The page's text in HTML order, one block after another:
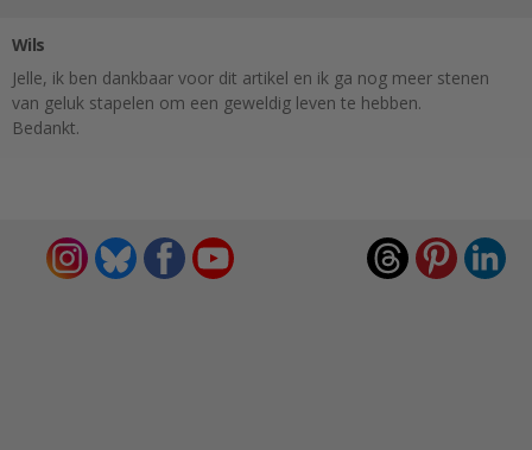
Wils
Jelle, ik ben dankbaar voor dit artikel en ik ga nog meer stenen
van geluk stapelen om een geweldig leven te hebben.
Bedankt.